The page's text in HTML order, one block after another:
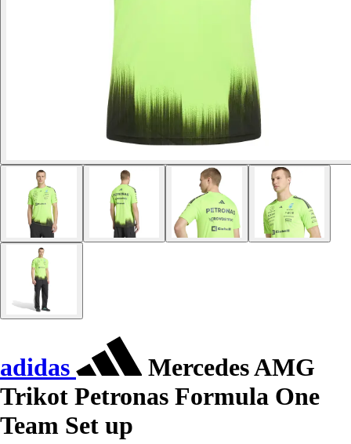
adidas
Mercedes AMG
Trikot Petronas Formula One
Team Set up